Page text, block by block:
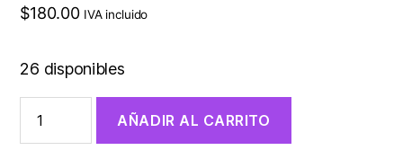
$180.00 IVA incluido
26 disponibles
AÑADIR AL CARRITO